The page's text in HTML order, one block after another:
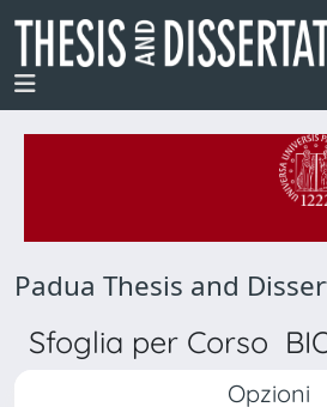
Padua Thesis and
Sfoglia per Corso
Opzioni